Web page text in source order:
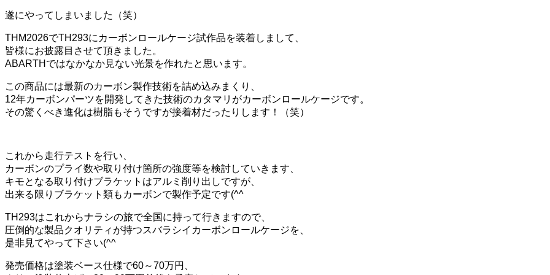
遂にやってしまいました（笑）
THM2026でTH293にカーボンロールケージ試作品を装着しまして、
皆様にお披露目させて頂きました。
ABARTHではなかなか見ない光景を作れたと思います。
この商品には最新のカーボン製作技術を詰め込みまくり、
12年カーボンパーツを開発してきた技術のカタマリがカーボンロールケージです。
その驚くべき進化は樹脂もそうですが接着材だったりします！（笑）
これから走行テストを行い、
カーボンのプライ数や取り付け箇所の強度等を検討していきます、
キモとなる取り付けブラケットはアルミ削り出しですが、
出来る限りブラケット類もカーボンで製作予定です(^^ゞ
TH293はこれからナラシの旅で全国に持って行きますので、
圧倒的な製品クオリティが持つスバラシイカーボンロールケージを、
是非見てやって下さい(^^ゞ
発売価格は塗装ベース仕様で60～70万円、